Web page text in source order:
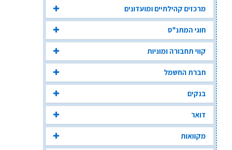
מרכזים קהילתיים ומועדונים
חוגי המתנ"ס
קווי תחבורה ומוניות
חברת החשמל
בנקים
דואר
מקוואות